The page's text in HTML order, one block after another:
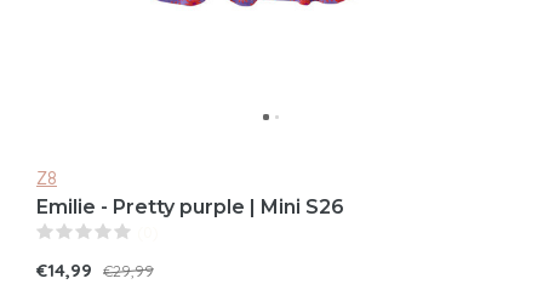
Z8
Emilie - Pretty purple | Mini S26
€14,99
€29,99